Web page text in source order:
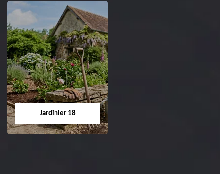
Dessouchage arbre
et haie 18
Entreprise dessouchage
arbre et haie 18 Cher
Jardinier 18